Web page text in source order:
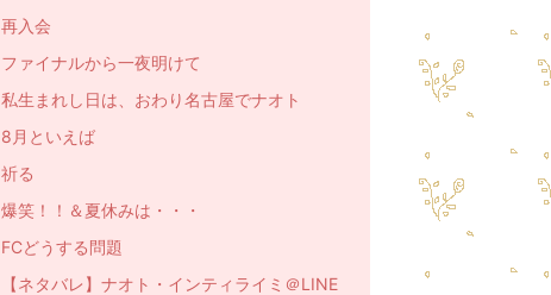
再入会
ファイナルから一夜明けて
私生まれし日は、おわり名古屋でナオト
8月といえば
祈る
爆笑！！＆夏休みは・・・
FCどうする問題
【ネタバレ】ナオト・インティライミ＠LINE